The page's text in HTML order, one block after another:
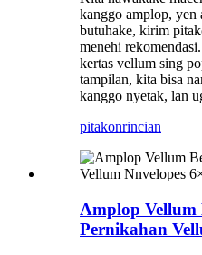
kanggo amplop, yen
butuhake, kirim
menehi
kertas vellum sing
tampilan, kita bisa
kanggo nyetak, lan
pitakonrincian
Amplop Vellum
Pernikahan